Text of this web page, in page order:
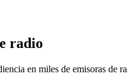
radio
en miles de emisoras de